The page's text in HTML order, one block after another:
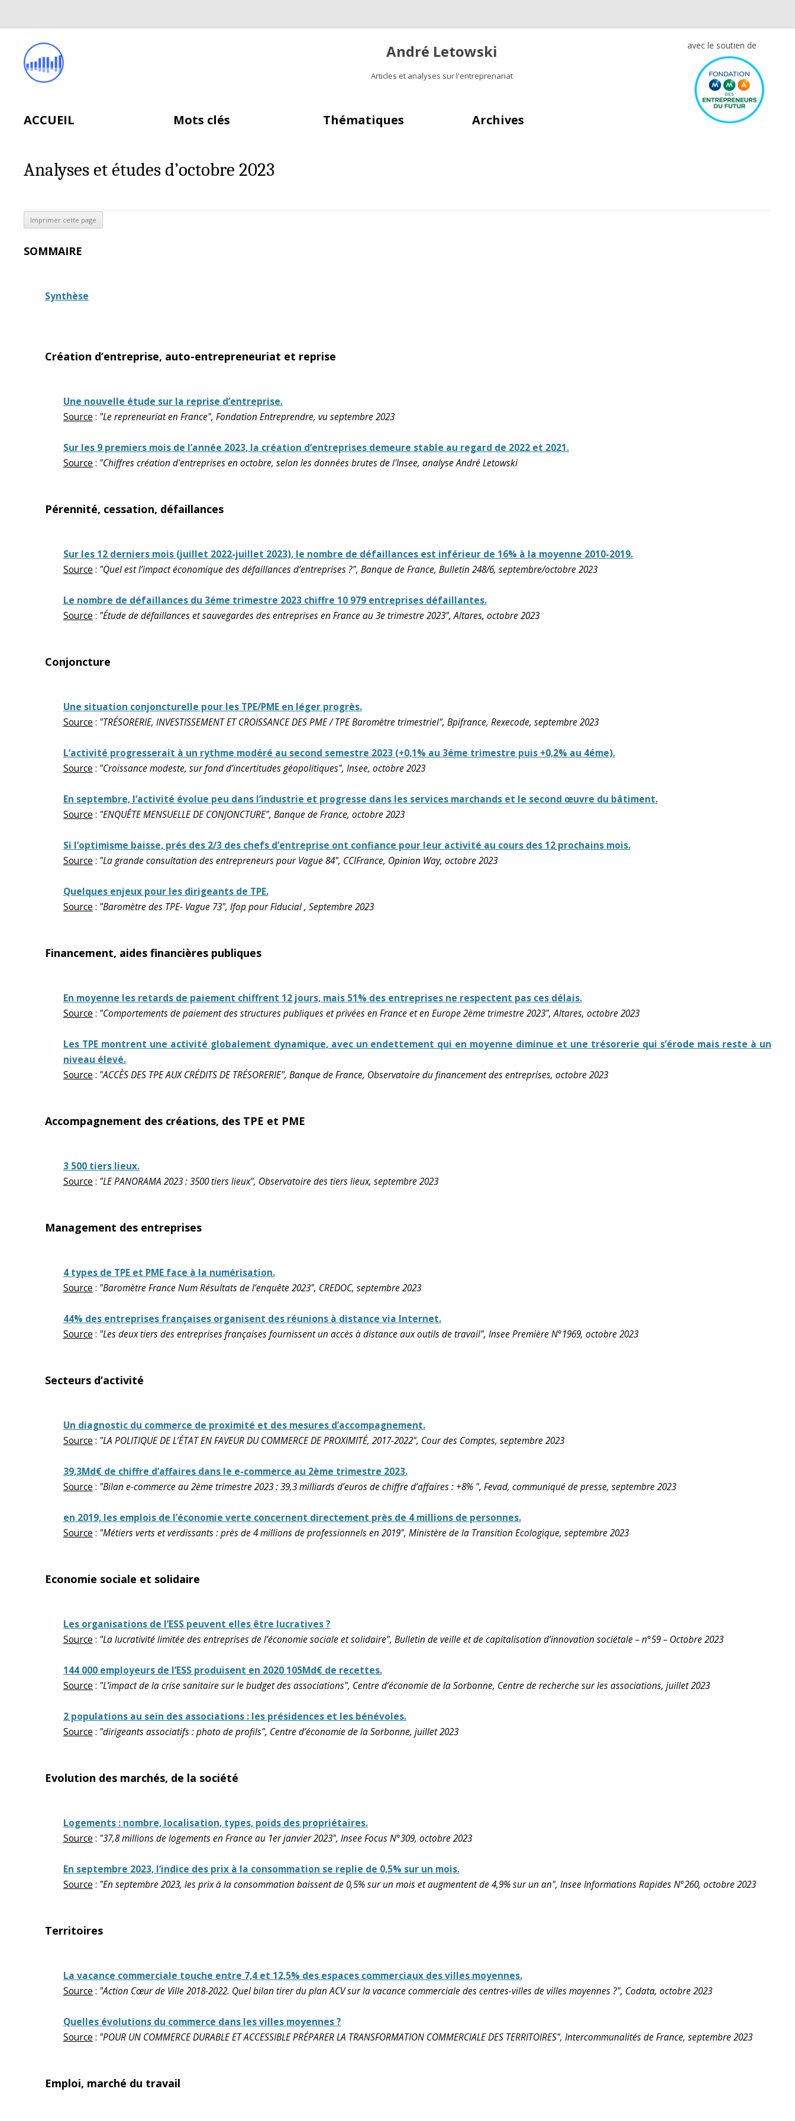
André Letowski
Articles et analyses sur l'entreprenariat
avec le soutien de
ACCUEIL Mots clés Thématiques Archives
Analyses et études d’octobre 2023
SOMMAIRE
Synthèse
Création d’entreprise, auto-entrepreneuriat et reprise
Une nouvelle étude sur la reprise d’entreprise.
Source : "Le repreneuriat en France", Fondation Entreprendre, vu septembre 2023
Sur les 9 premiers mois de l’année 2023, la création d’entreprises demeure stable au regard de 2022 et 2021.
Source : "Chiffres création d'entreprises en octobre, selon les données brutes de l'Insee, analyse André Letowski
Pérennité, cessation, défaillances
Sur les 12 derniers mois (juillet 2022-juillet 2023), le nombre de défaillances est inférieur de 16% à la moyenne 2010-2019.
Source : "Quel est l’impact économique des défaillances d’entreprises ?", Banque de France, Bulletin 248/6, septembre/octobre 2023
Le nombre de défaillances du 3éme trimestre 2023 chiffre 10 979 entreprises défaillantes.
Source : "Étude de défaillances et sauvegardes des entreprises en France au 3e trimestre 2023", Altares, octobre 2023
Conjoncture
Une situation conjoncturelle pour les TPE/PME en léger progrès.
Source : "TRÉSORERIE, INVESTISSEMENT ET CROISSANCE DES PME / TPE Baromètre trimestriel", Bpifrance, Rexecode, septembre 2023
L’activité progresserait à un rythme modéré au second semestre 2023 (+0,1% au 3éme trimestre puis +0,2% au 4éme).
Source : "Croissance modeste, sur fond d’incertitudes géopolitiques", Insee, octobre 2023
En septembre, l’activité évolue peu dans l’industrie et progresse dans les services marchands et le second œuvre du bâtiment.
Source : "ENQUÊTE MENSUELLE DE CONJONCTURE", Banque de France, octobre 2023
Si l’optimisme baisse, prés des 2/3 des chefs d’entreprise ont confiance pour leur activité au cours des 12 prochains mois.
Source : "La grande consultation des entrepreneurs pour Vague 84", CCIFrance, Opinion Way, octobre 2023
Quelques enjeux pour les dirigeants de TPE.
Source : "Baromètre des TPE- Vague 73", Ifop pour Fiducial , Septembre 2023
Financement, aides financières publiques
En moyenne les retards de paiement chiffrent 12 jours, mais 51% des entreprises ne respectent pas ces délais.
Source : "Comportements de paiement des structures publiques et privées en France et en Europe 2ème trimestre 2023", Altares, octobre 2023
Les TPE montrent une activité globalement dynamique, avec un endettement qui en moyenne diminue et une trésorerie qui s’érode mais reste à un
niveau élevé.
Source : "ACCÈS DES TPE AUX CRÉDITS DE TRÉSORERIE", Banque de France, Observatoire du financement des entreprises, octobre 2023
Accompagnement des créations, des TPE et PME
3 500 tiers lieux.
Source : "LE PANORAMA 2023 : 3500 tiers lieux", Observatoire des tiers lieux, septembre 2023
Management des entreprises
4 types de TPE et PME face à la numérisation.
Source : "Baromètre France Num Résultats de l’enquête 2023", CREDOC, septembre 2023
44% des entreprises françaises organisent des réunions à distance via Internet.
Source : "Les deux tiers des entreprises françaises fournissent un accès à distance aux outils de travail", Insee Première N°1969, octobre 2023
Secteurs d’activité
Un diagnostic du commerce de proximité et des mesures d’accompagnement.
Source : "LA POLITIQUE DE L’ÉTAT EN FAVEUR DU COMMERCE DE PROXIMITÉ, 2017-2022", Cour des Comptes, septembre 2023
39,3Md€ de chiffre d’affaires dans le e-commerce au 2ème trimestre 2023.
Source : "Bilan e-commerce au 2ème trimestre 2023 : 39,3 milliards d’euros de chiffre d’affaires : +8% ", Fevad, communiqué de presse, septembre 2023
en 2019, les emplois de l’économie verte concernent directement près de 4 millions de personnes.
Source : "Métiers verts et verdissants : près de 4 millions de professionnels en 2019", Ministère de la Transition Ecologique, septembre 2023
Economie sociale et solidaire
Les organisations de l’ESS peuvent elles être lucratives ?
Source : "La lucrativité limitée des entreprises de l’économie sociale et solidaire", Bulletin de veille et de capitalisation d’innovation sociétale – n°59 – Octobre 2023
144 000 employeurs de l’ESS produisent en 2020 105Md€ de recettes.
Source : "L’impact de la crise sanitaire sur le budget des associations", Centre d’économie de la Sorbonne, Centre de recherche sur les associations, juillet 2023
2 populations au sein des associations : les présidences et les bénévoles.
Source : "dirigeants associatifs : photo de profils", Centre d’économie de la Sorbonne, juillet 2023
Evolution des marchés, de la société
Logements : nombre, localisation, types, poids des propriétaires.
Source : "37,8 millions de logements en France au 1er janvier 2023", Insee Focus N°309, octobre 2023
En septembre 2023, l’indice des prix à la consommation se replie de 0,5% sur un mois.
Source : "En septembre 2023, les prix à la consommation baissent de 0,5% sur un mois et augmentent de 4,9% sur un an", Insee Informations Rapides N°260, octobre 2023
Territoires
La vacance commerciale touche entre 7,4 et 12,5% des espaces commerciaux des villes moyennes.
Source : "Action Cœur de Ville 2018-2022. Quel bilan tirer du plan ACV sur la vacance commerciale des centres-villes de villes moyennes ?", Codata, octobre 2023
Quelles évolutions du commerce dans les villes moyennes ?
Source : "POUR UN COMMERCE DURABLE ET ACCESSIBLE PRÉPARER LA TRANSFORMATION COMMERCIALE DES TERRITOIRES", Intercommunalités de France, septembre 2023
Emploi, marché du travail